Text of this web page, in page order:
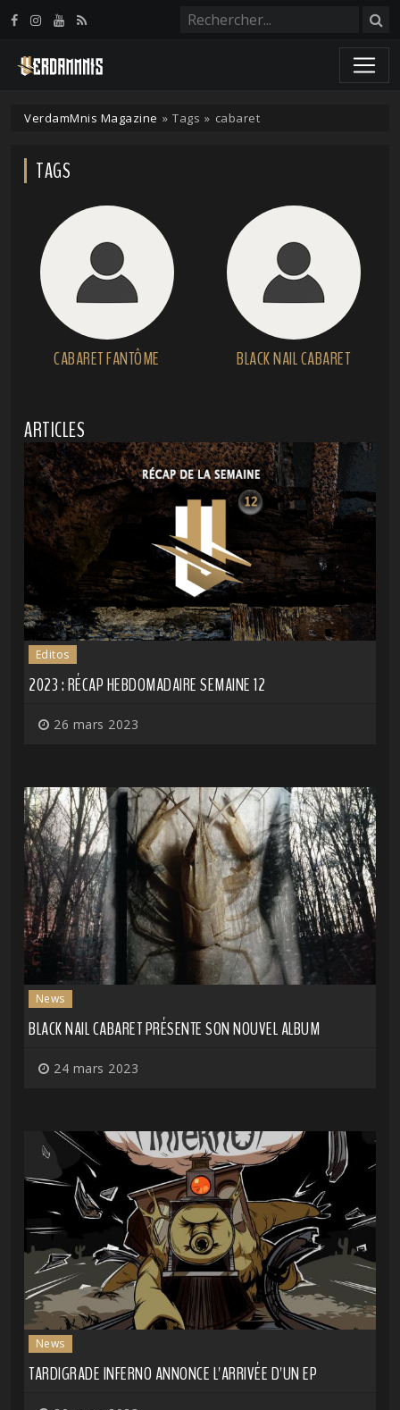
VerdamMnis Magazine » Tags » cabaret
TAGS
CABARET FANTÔME BLACK NAIL CABARET
ARTICLES
Editos
2023 : RÉCAP HEBDOMADAIRE SEMAINE 12
26 mars 2023
News
BLACK NAIL CABARET PRÉSENTE SON NOUVEL ALBUM
24 mars 2023
News
TARDIGRADE INFERNO ANNONCE L'ARRIVÉE D'UN EP
Panneau de gestion des cookies